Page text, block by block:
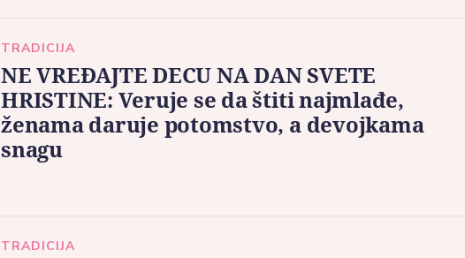
TRADICIJA
NE VREĐAJTE DECU NA DAN SVETE
HRISTINE: Veruje se da štiti najmlađe,
ženama daruje potomstvo, a devojkama
snagu
TRADICIJA